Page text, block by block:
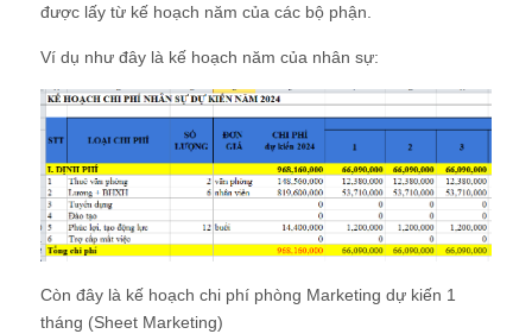
được lấy từ kế hoạch năm của các bộ phận.
Ví dụ như đây là kế hoạch năm của nhân sự:
Còn đây là kế hoạch chi phí phòng Marketing dự kiến 1
tháng (Sheet Marketing)